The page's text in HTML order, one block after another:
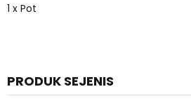
1 x Pot
PRODUK SEJENIS